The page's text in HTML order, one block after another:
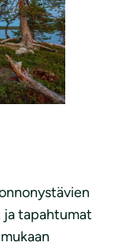
ja tapahtumat